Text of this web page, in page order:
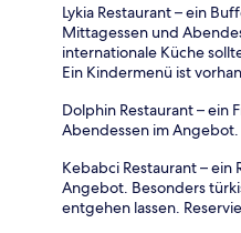
Lykia Restaurant – ein
Mittagessen und
internationale Küche
Ein Kindermenü ist
Dolphin Restaurant – ein
Abendessen im
Kebabci Restaurant – ein
Angebot. Besonders
entgehen lassen.